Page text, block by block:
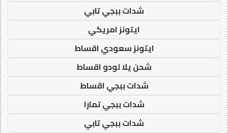
شدات ببجي تابي
ايتونز امريكي
ايتونز سعودي اقساط
شحن يلا لودو اقساط
شدات ببجي اقساط
شدات ببجي تمارا
شدات ببجي تابي